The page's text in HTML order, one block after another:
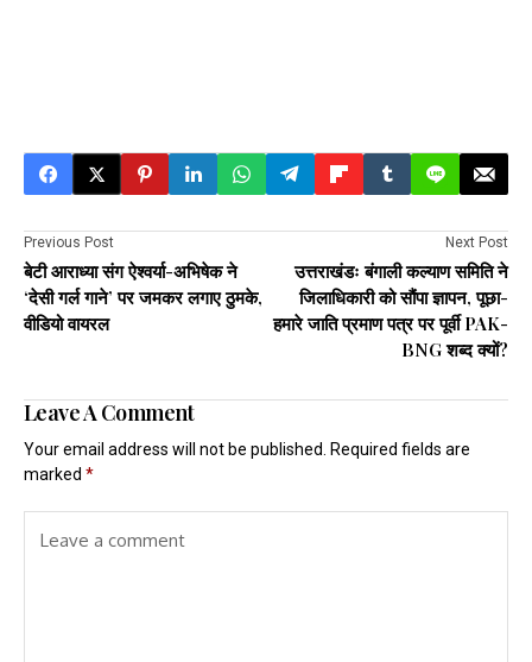
Previous Post
बेटी आराध्या संग ऐश्वर्या-अभिषेक ने
‘देसी गर्ल गाने’ पर जमकर लगाए ठुमके,
वीडियो वायरल
Next Post
उत्तराखंडः बंगाली कल्याण समिति ने
जिलाधिकारी को सौंपा ज्ञापन, पूछा-
हमारे जाति प्रमाण पत्र पर पूर्वी PAK-
BNG शब्द क्यों?
Leave A Comment
Your email address will not be published.
Required fields are
marked *